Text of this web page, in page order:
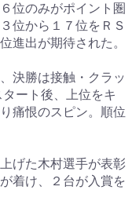
位のみがポイント圏
位から１７位をＲＳ
進出が期待された。
決勝は接触・クラッ
ート後、上位をキ
痛恨のスピン。順位
げた木村選手が表彰
着け、２台が入賞を